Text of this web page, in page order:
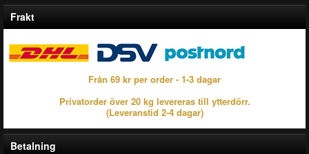
Frakt
Från 69 kr per order - 1-3 dagar
Privatorder över 20 kg levereras till ytterdörr.
(Leveranstid 2-4 dagar)
Betalning